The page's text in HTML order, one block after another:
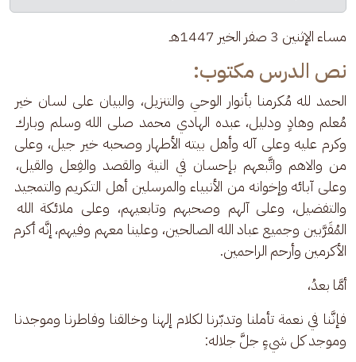
مساء الإثنين 3 صفر الخير 1447هـ
نص الدرس مكتوب:
الحمد لله مُكرمنا بأنوار الوحي والتنزيل، والبيان على لسان خير
مُعلم وهادٍ ودليل، عبده الهادي محمد صلى الله وسلم وبارك
وكرم عليه وعلى آله وأهل بيته الأطهار وصحبه خير جيل، وعلى
من والاهم واتَّبعهم بإحسان في النية والقصد والفِعل والقيل،
وعلى آبائه وإخوانه من الأنبياء والمرسلين أهل التكريم والتمجيد
والتفضيل، وعلى آلهم وصحبهم وتابعيهم، وعلى ملائكة الله
المُقَرَّبين وجميع عباد الله الصالحين، وعلينا معهم وفيهم، إنَّه أكرم
الأكرمين وأرحم الراحمين.
أمَّا بعدُ،
فإنَّنا في نعمة تأملنا وتدبّرنا لكلام إلهنا وخالقنا وفاطرنا وموجدنا
وموجد كل شيءٍ جلَّ جلاله: